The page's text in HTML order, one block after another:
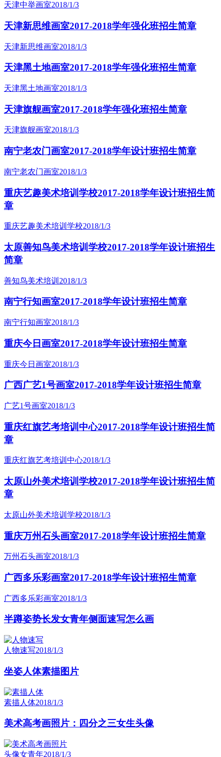
天津中举画室2018/1/3
天津新思维画室2017-2018学年强化班招生简章
天津新思维画室2018/1/3
天津黑土地画室2017-2018学年强化班招生简章
天津黑土地画室2018/1/3
天津旗舰画室2017-2018学年强化班招生简章
天津旗舰画室2018/1/3
南宁老农门画室2017-2018学年设计班招生简章
南宁老农门画室2018/1/3
重庆艺趣美术培训学校2017-2018学年设计班招生简
章
重庆艺趣美术培训学校2018/1/3
太原善知鸟美术培训学校2017-2018学年设计班招生
简章
善知鸟美术培训 2018/1/3
南宁行知画室2017-2018学年设计班招生简章
南宁行知画室2018/1/3
重庆今日画室2017-2018学年设计班招生简章
重庆今日画室2018/1/3
广西广艺1号画室2017-2018学年设计班招生简章
广艺1号画室2018/1/3
重庆红旗艺考培训中心2017-2018学年设计班招生简
章
重庆红旗艺考培训中心2018/1/3
太原山外美术培训学校2017-2018学年设计班招生简
章
太原山外美术培训学校2018/1/3
重庆万州石头画室2017-2018学年设计班招生简章
万州石头画室2018/1/3
广西多乐彩画室2017-2018学年设计班招生简章
广西多乐彩画室2018/1/3
半蹲姿势长发女青年侧面速写怎么画
人物速写2018/1/3
坐姿人体素描图片
素描人体2018/1/3
美术高考画照片：四分之三女生头像
头像女青年2018/1/3